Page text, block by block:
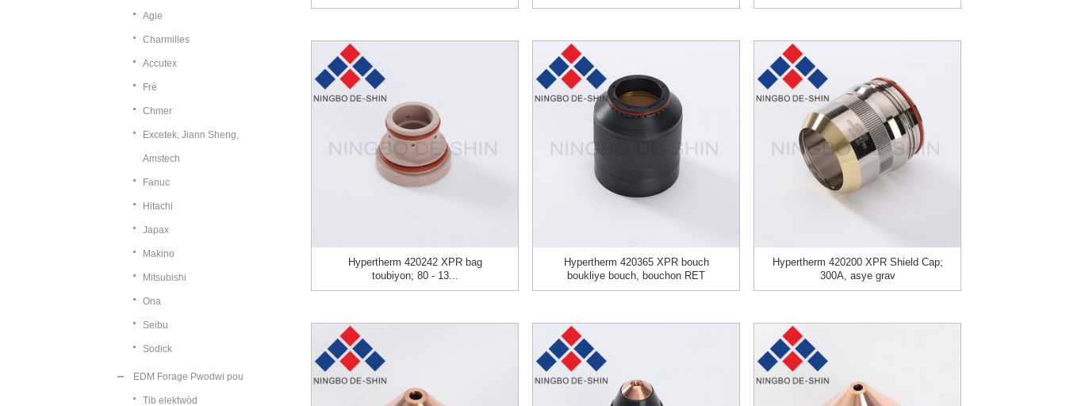
Agie
Charmilles
Accutex
Frè
Chmer
Excetek, Jiann Sheng,
Amstech
Fanuc
Hitachi
Japax
Makino
Mitsubishi
Ona
Seibu
Sodick
EDM Forage Pwodwi pou
Tib elektwòd
Hypertherm 420242 XPR bag
toubiyon; 80 - 13...
Hypertherm 420365 XPR bouch
boukliye bouch, bouchon RET
Hypertherm 420200 XPR Shield Cap;
300A, asye grav